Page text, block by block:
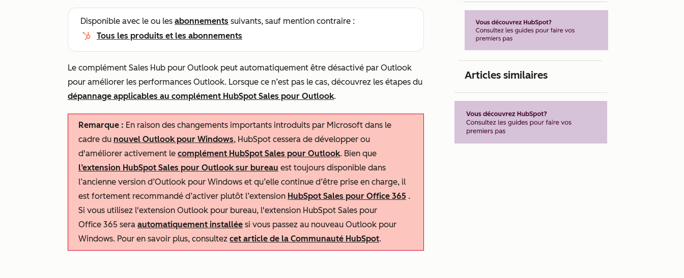
Disponible avec le ou les abonnements suivants, sauf mention contraire :
Tous les produits et les abonnements
Le complément Sales Hub pour Outlook peut automatiquement être désactivé par Outlook
pour améliorer les performances Outlook. Lorsque ce n’est pas le cas, découvrez les étapes du
dépannage applicables au complément HubSpot Sales pour Outlook.
Remarque : En raison des changements importants introduits par Microsoft dans le
cadre du nouvel Outlook pour Windows, HubSpot cessera de développer ou
d'améliorer activement le complément HubSpot Sales pour Outlook. Bien que
l’extension HubSpot Sales pour Outlook sur bureau est toujours disponible dans
l’ancienne version d’Outlook pour Windows et qu’elle continue d’être prise en charge, il
est fortement recommandé d’activer plutôt l’extension HubSpot Sales pour Office 365 .
Si vous utilisez l'extension Outlook pour bureau, l'extension HubSpot Sales pour
Office 365 sera automatiquement installée si vous passez au nouveau Outlook pour
Windows. Pour en savoir plus, consultez cet article de la Communauté HubSpot.
Articles similaires